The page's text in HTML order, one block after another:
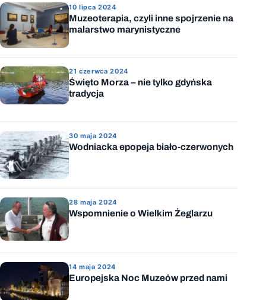
10 lipca 2024
Muzeoterapia, czyli inne spojrzenie na
malarstwo marynistyczne
21 czerwca 2024
Święto Morza – nie tylko gdyńska
tradycja
30 maja 2024
Wodniacka epopeja biało-czerwonych
28 maja 2024
Wspomnienie o Wielkim Żeglarzu
14 maja 2024
Europejska Noc Muzeów przed nami